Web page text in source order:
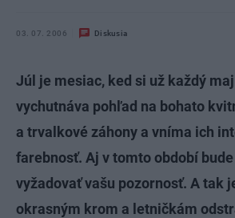
03. 07. 2006 Diskusia
Júl je mesiac, ked si už každý
vychutnáva pohľad na bohato
a trvalkové záhony a vníma ich
farebnosť. Aj v tomto období
vyžadovať vašu pozornosť. A tak
okrasným krom a letničkám